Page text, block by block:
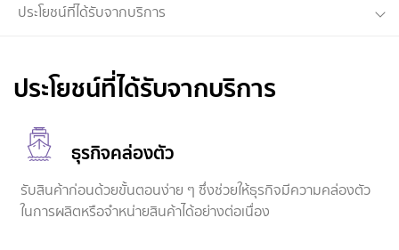
ประโยชน์ที่ได้รับจากบริการ
ประโยชน์ที่ได้รับจากบริการ
ธุรกิจคล่องตัว
รับสินค้าก่อนด้วยขั้นตอนง่าย ๆ ซึ่งช่วยให้ธุรกิจมีความคล่องตัว
ในการผลิตหรือจำหน่ายสินค้าได้อย่างต่อเนื่อง